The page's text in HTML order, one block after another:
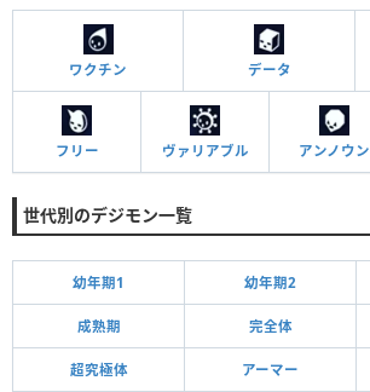
ワクチン データ
フリー ヴァリアブル アンノウン
世代別のデジモン一覧
幼年期1 幼年期2
成熟期 完全体
超究極体 アーマー